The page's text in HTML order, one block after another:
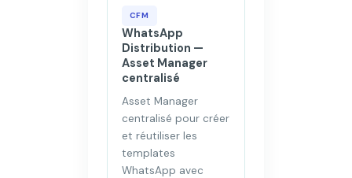
CFM
WhatsApp
Distribution —
Asset Manager
centralisé
Asset Manager
centralisé pour créer
et réutiliser les
templates
WhatsApp avec